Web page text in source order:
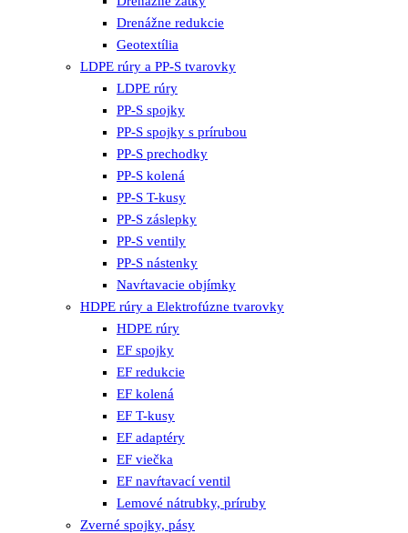
Drenážne redukcie
Geotextília
LDPE rúry a PP-S tvarovky
LDPE rúry
PP-S spojky
PP-S spojky s prírubou
PP-S prechodky
PP-S kolená
PP-S T-kusy
PP-S záslepky
PP-S ventily
PP-S nástenky
Navŕtavacie objímky
HDPE rúry a Elektrofúzne tvarovky
HDPE rúry
EF spojky
EF redukcie
EF kolená
EF T-kusy
EF adaptéry
EF viečka
EF navŕtavací ventil
Lemové nátrubky, príruby
Zverné spojky, pásy